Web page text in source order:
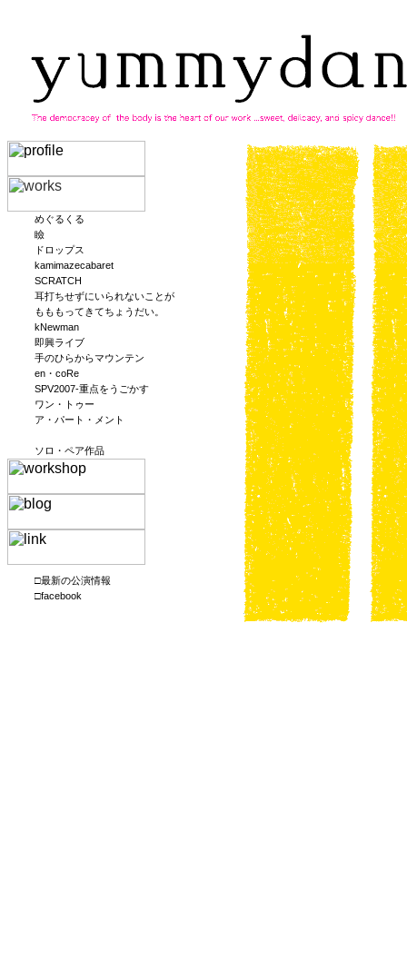
めぐるくる
瞼
ドロップス
kamimazecabaret
SCRATCH
耳打ちせずにいられないことが
もももってきてちょうだい。
kNewman
即興ライブ
手のひらからマウンテン
en・coRe
SPV2007-重点をうごかす
ワン・トゥー
ア・パート・メント
ソロ・ペア作品
□最新の公演情報
□facebook